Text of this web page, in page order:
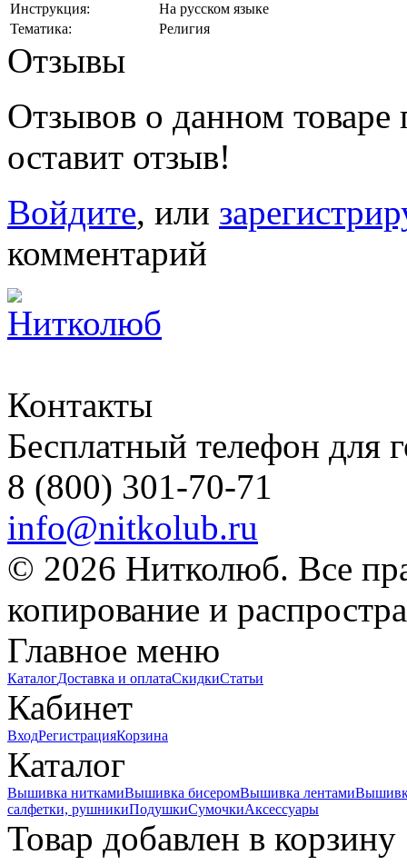
Инструкция:
На русском языке
Тематика:
Религия
Отзывы
Отзывов о данном товаре
оставит отзыв!
Войдите, или
комментарий
Контакты
Бесплатный телефон для
8 (800) 301-70-71
info@nitkolub.ru
© 2026 Нитколюб. Все
копирование и
Главное меню
КаталогДоставка и оплатаСкидкиСтатьи
Кабинет
ВходРегистрацияКорзина
Каталог
Вышивка ниткамиВышивка бисеромВышивка лентами
салфетки, рушникиПодушкиСумочкиАксессуары
Товар добавлен в корзину